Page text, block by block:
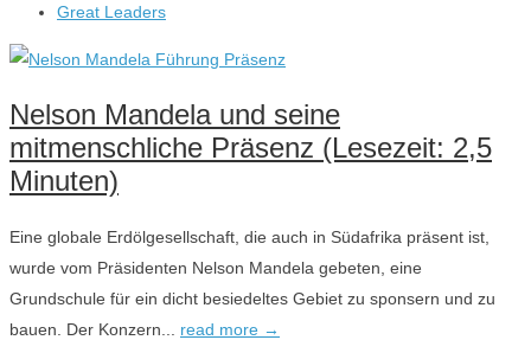
Great Leaders
Nelson Mandela und seine
mitmenschliche Präsenz (Lesezeit: 2,5
Minuten)
Eine globale Erdölgesellschaft, die auch in Südafrika präsent ist,
wurde vom Präsidenten Nelson Mandela gebeten, eine
Grundschule für ein dicht besiedeltes Gebiet zu sponsern und zu
bauen. Der Konzern... read more →